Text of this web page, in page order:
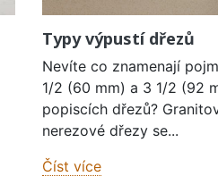
Typy výpustí dřezů
Nevíte co znamenají
1/2 (60 mm) a 3 1/2 (92
popiscích dřezů?
nerezové dřezy se...
Číst více